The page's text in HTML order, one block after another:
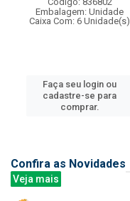
Embalagem: Unidade
Caixa Com: 6 Unidade(s)
Faça seu login ou
cadastre-se para
comprar.
Confira as Novidades
Veja mais